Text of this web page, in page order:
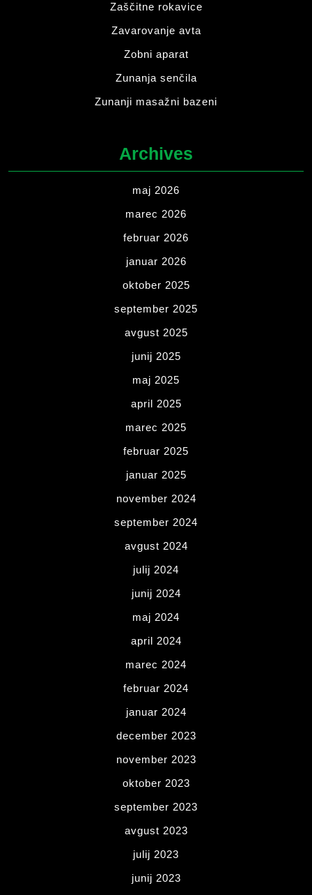
Zaščitne rokavice
Zavarovanje avta
Zobni aparat
Zunanja senčila
Zunanji masažni bazeni
Archives
maj 2026
marec 2026
februar 2026
januar 2026
oktober 2025
september 2025
avgust 2025
junij 2025
maj 2025
april 2025
marec 2025
februar 2025
januar 2025
november 2024
september 2024
avgust 2024
julij 2024
junij 2024
maj 2024
april 2024
marec 2024
februar 2024
januar 2024
december 2023
november 2023
oktober 2023
september 2023
avgust 2023
julij 2023
junij 2023